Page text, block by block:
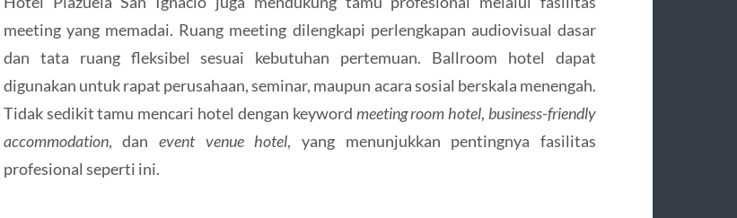
meeting yang memadai. Ruang meeting dilengkapi perlengkapan audiovisual dasar
dan tata ruang fleksibel sesuai kebutuhan pertemuan. Ballroom hotel dapat
digunakan untuk rapat perusahaan, seminar, maupun acara sosial berskala menengah.
Tidak sedikit tamu mencari hotel dengan keyword meeting room hotel, business-friendly
accommodation, danevent venue hotel, yang menunjukkan pentingnya fasilitas
profesional seperti ini.